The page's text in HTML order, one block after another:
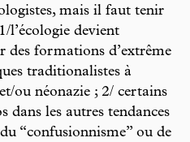
mais il faut tenir
l’écologie devient
formations d’extrême
traditionalistes à
ou néonazie ; 2/ certains
dans les autres tendances
“confusionnisme” ou de